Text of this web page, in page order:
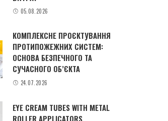
05.08.2026
КОМПЛЕКСНЕ ПРОЄКТУВАННЯ
ПРОТИПОЖЕЖНИХ СИСТЕМ:
ОСНОВА БЕЗПЕЧНОГО ТА
СУЧАСНОГО ОБ’ЄКТА
24.07.2026
EYE CREAM TUBES WITH METAL
ROLLER APPLICATORS